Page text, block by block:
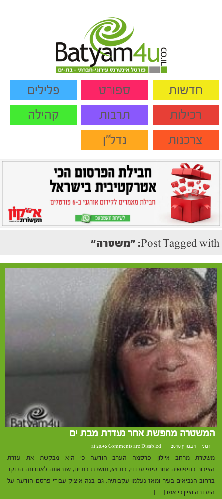
חדשות ספורט
פלילים
רכילות
תרבות
קהילה
צרכנות
נדל"ן
Post Tagged with: "משטרה"
המשטרה מחפשת אחר נעדרת מבת ים
זמני 1 במרץ 2018 at 20:45 Comments are Disabled
משטרת מרחב איילון פרסמה הערב הודעה כי היא מבקשת את עזרת
הציבור בחיפושיה אחר סימי עבודי, בת 64, תושבת בת ים, שנראתה לאחרונה הבוקר
ברחוב הנביאים בעיר ומאז נעלמו עקבותיה. גם בנה איציק עבודי פרסם הודעה על
היעדרה וציין כי אמו […]